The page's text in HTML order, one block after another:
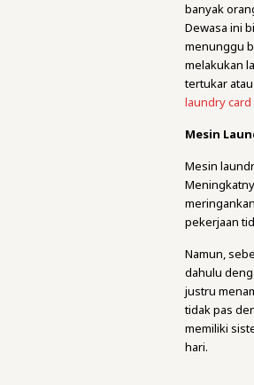
banyak
Dewasa ini
menunggu
melakukan
tertukar
laundry card
Mesin
Mesin
pekerjaan
Namun,
dahulu
justru
tidak pas
memiliki
hari.